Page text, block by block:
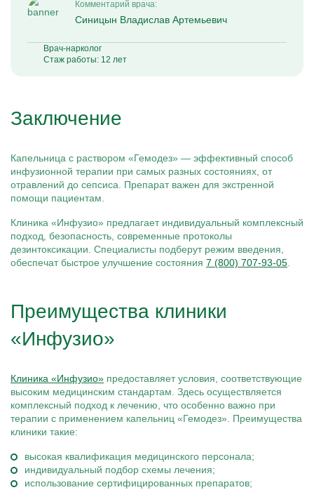
Комментарий врача:
Синицын Владислав Артемьевич
Врач-нарколог
Стаж работы: 12 лет
Заключение
Капельница с раствором «Гемодез» — эффективный способ
инфузионной терапии при самых разных состояниях, от
отравлений до сепсиса. Препарат важен для экстренной
помощи пациентам.
Клиника «Инфузио» предлагает индивидуальный комплексный
подход, безопасность, современные протоколы
дезинтоксикации. Специалисты подберут режим введения,
обеспечат быстрое улучшение состояния 7 (800) 707-93-05
Преимущества клиники
«Инфузио»
Клиника «Инфузио» предоставляет условия, соответствующие
высоким медицинским стандартам. Здесь осуществляется
комплексный подход к лечению, что особенно важно при
терапии с применением капельниц «Гемодез». Преимущества
клиники такие:
высокая квалификация медицинского персонала;
индивидуальный подбор схемы лечения;
использование сертифицированных препаратов;